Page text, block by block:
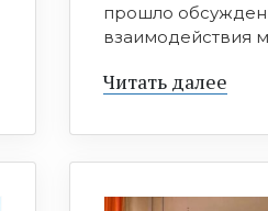
прошло
взаимодействия
Читать далее